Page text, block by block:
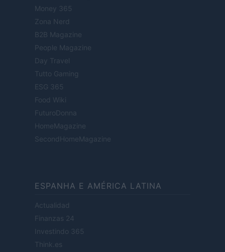
Money 365
Zona Nerd
B2B Magazine
People Magazine
Day Travel
Tutto Gaming
ESG 365
Food Wiki
FuturoDonna
HomeMagazine
SecondHomeMagazine
ESPANHA E AMÉRICA LATINA
Actualidad
Finanzas 24
Investindo 365
Think.es